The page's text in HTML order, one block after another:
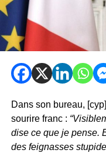
Dans son bureau,
sourire franc :
dise ce que je pense.
des feignasses